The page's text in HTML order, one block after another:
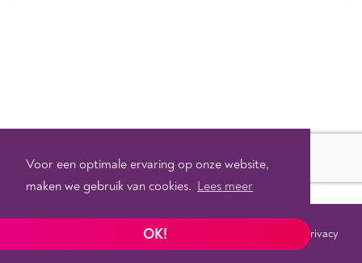
Voor een optimale ervaring op onze website,
maken we gebruik van cookies. Lees meer
OK!
Tixly Privacy